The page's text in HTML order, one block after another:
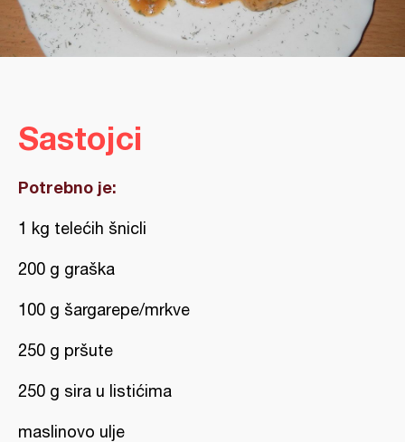
Sastojci
Potrebno je:
1 kg telećih šnicli
200 g graška
100 g šargarepe/mrkve
250 g pršute
250 g sira u listićima
maslinovo ulje